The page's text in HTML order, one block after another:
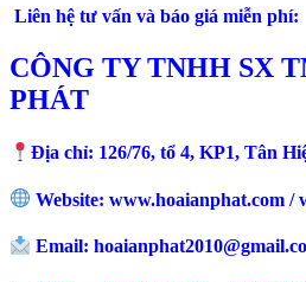
Liên hệ tư vấn và báo giá miễn phí:
CÔNG TY TNHH SX
PHÁT
Địa chỉ: 126/76, tổ 4, KP1, Tân
Website: www.hoaianphat.com /
Email: